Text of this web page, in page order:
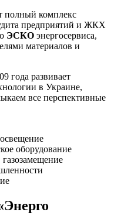
полный комплекс
предприятий и ЖКХ
ЭСКО энергосервиса,
материалов и
года развивает
в Украине,
все перспективные
оборудование
газозамещение